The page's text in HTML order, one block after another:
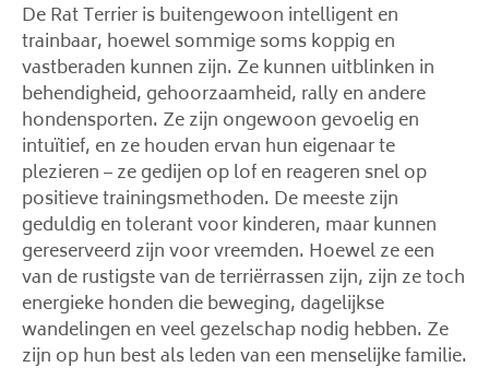
De Rat Terrier is buitengewoon intelligent en
trainbaar, hoewel sommige soms koppig en
vastberaden kunnen zijn. Ze kunnen uitblinken in
behendigheid, gehoorzaamheid, rally en andere
hondensporten. Ze zijn ongewoon gevoelig en
intuïtief, en ze houden ervan hun eigenaar te
plezieren – ze gedijen op lof en reageren snel op
positieve trainingsmethoden. De meeste zijn
geduldig en tolerant voor kinderen, maar kunnen
gereserveerd zijn voor vreemden. Hoewel ze een
van de rustigste van de terriërrassen zijn, zijn ze toch
energieke honden die beweging, dagelijkse
wandelingen en veel gezelschap nodig hebben. Ze
zijn op hun best als leden van een menselijke familie.